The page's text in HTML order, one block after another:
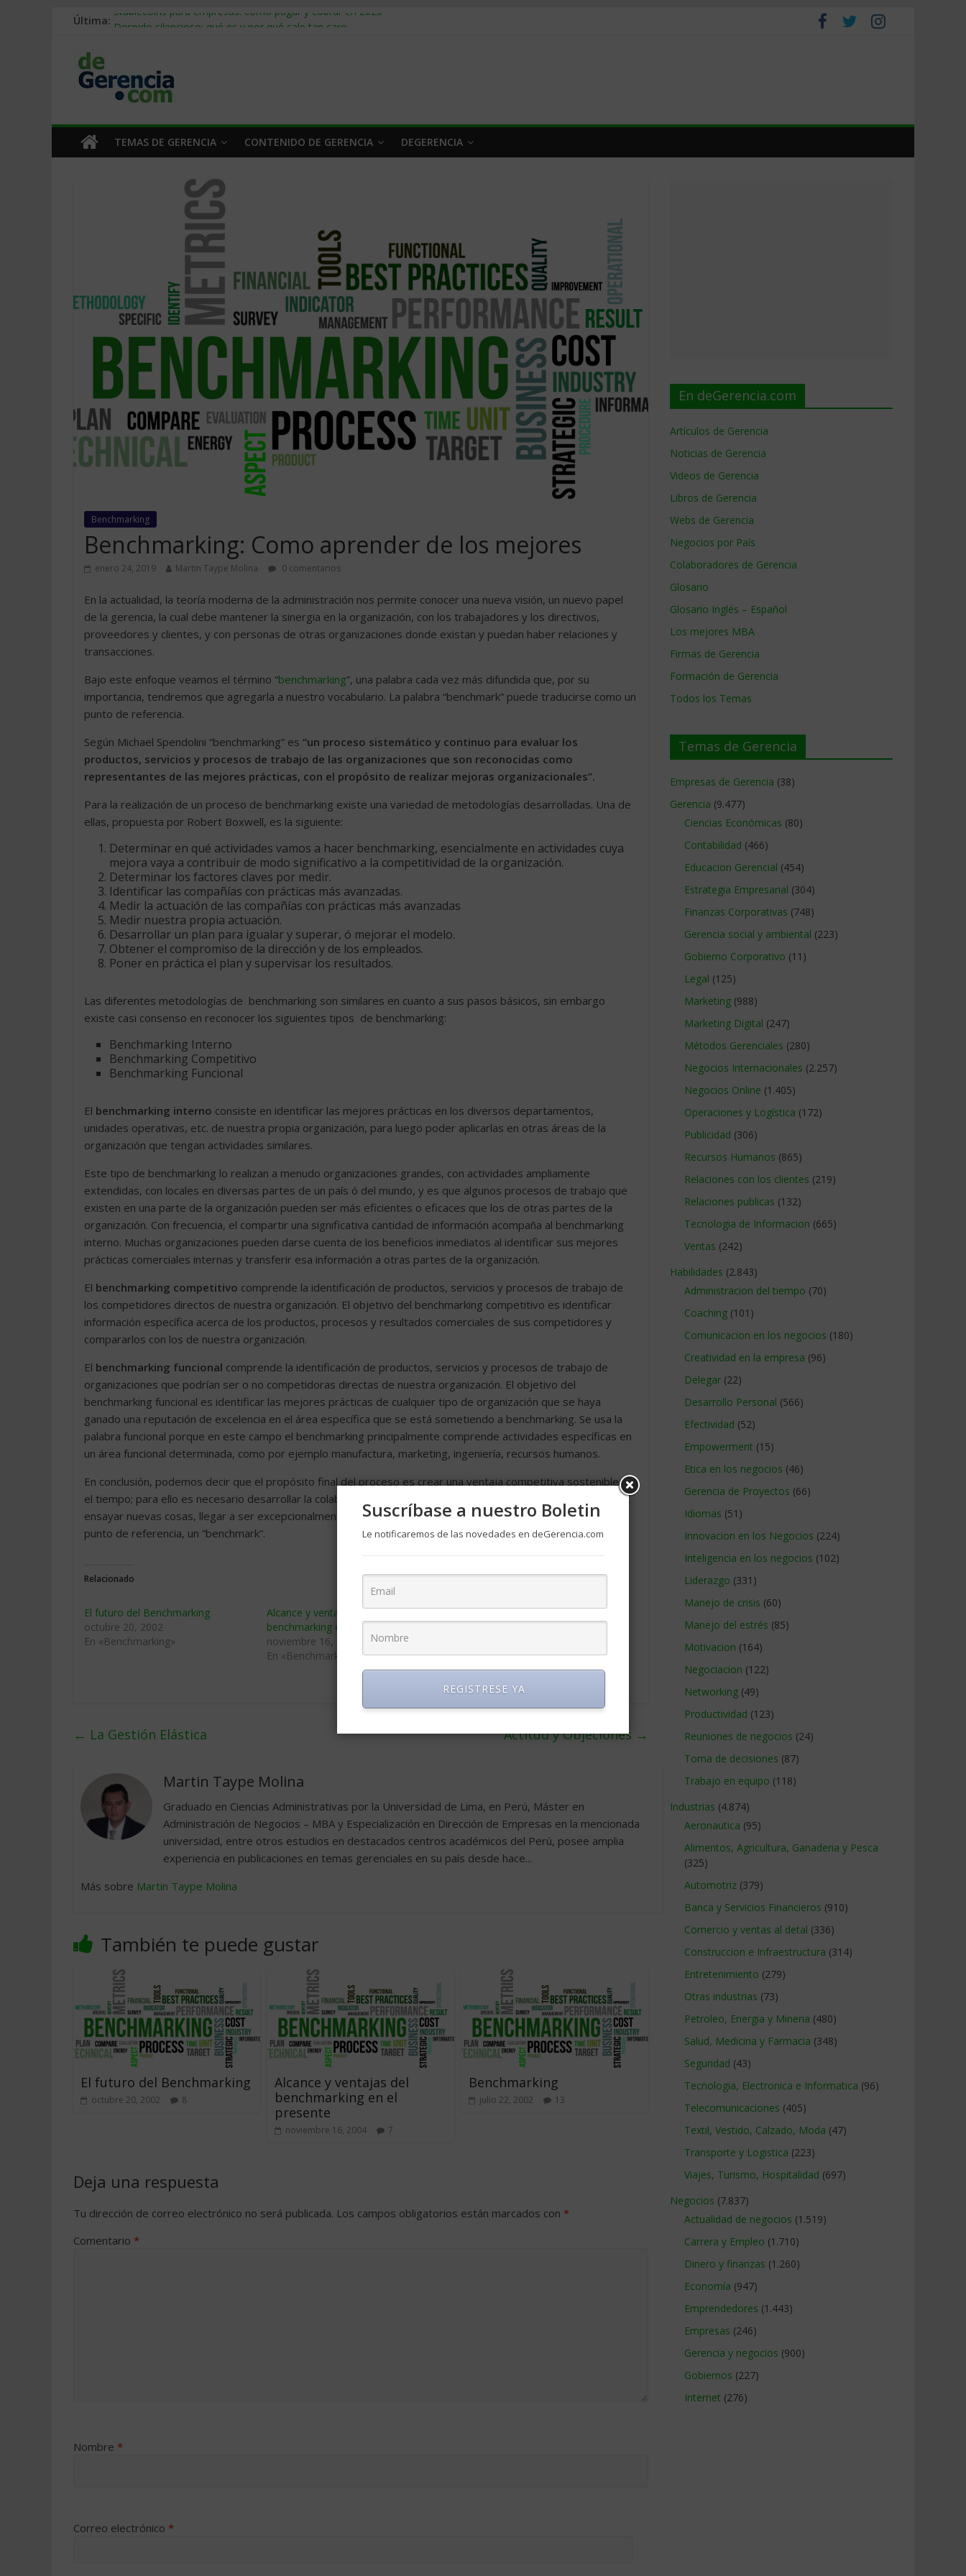
Última: Stablecoins para empresas: cómo pagar y cobrar en 2026
Trabajo forzoso en la cadena de suministro: qué hacer
Mercado hispano de EE. UU.: cómo segmentarlo y venderle
TEMAS DE GERENCIA CONTENIDO DE GERENCIA DEGERENCIA
Benchmarking
Benchmarking: Como aprender de los mejores
enero 24, 2019 Martin Taype Molina 0 comentarios
En la actualidad, la teoría moderna de la administración nos permite conocer una nueva visión, un nuevo papel
de la gerencia, la cual debe mantener la sinergia en la organización, con los trabajadores y los directivos,
proveedores y clientes, y con personas de otras organizaciones donde existan y puedan haber relaciones y
transacciones.
Bajo este enfoque veamos el término “benchmarking”, una palabra cada vez más difundida que, por su
importancia, tendremos que agregarla a nuestro vocabulario. La palabra “benchmark” puede traducirse como un
punto de referencia.
Según Michael Spendolini “benchmarking” es “un proceso sistemático y continuo para evaluar los
productos, servicios y procesos de trabajo de las organizaciones que son reconocidas como
representantes de las mejores prácticas, con el propósito de realizar mejoras organizacionales”.
Para la realización de un proceso de benchmarking existe una variedad de metodologías desarrolladas. Una de
ellas, propuesta por Robert Boxwell, es la siguiente:
Determinar en qué actividades vamos a hacer benchmarking, esencialmente en actividades cuya
mejora vaya a contribuir de modo significativo a la competitividad de la organización.
Determinar los factores claves por medir.
Identificar las compañías con prácticas más avanzadas.
Medir la actuación de las compañías con prácticas más avanzadas
Medir nuestra propia actuación.
Desarrollar un plan para igualar y superar, ó mejorar el modelo.
Obtener el compromiso de la dirección y de los empleados.
Poner en práctica el plan y supervisar los resultados.
Las diferentes metodologías de benchmarking son similares en cuanto a sus pasos básicos, sin embargo
existe casi consenso en reconocer los siguientes tipos de benchmarking:
Benchmarking Interno
Benchmarking Competitivo
Benchmarking Funcional
El benchmarking interno consiste en identificar las mejores prácticas en los diversos departamentos,
unidades operativas, etc. de nuestra propia organización, para luego poder aplicarlas en otras áreas de la
organización que tengan actividades similares.
Este tipo de benchmarking lo realizan a menudo organizaciones grandes, con actividades ampliamente
extendidas, con locales en diversas partes de un país ó del mundo, y es que algunos procesos de trabajo que
existen en una parte de la organización pueden ser más eficientes o eficaces que los de otras partes de la
organización. Con frecuencia, el compartir una significativa cantidad de información acompaña al benchmarking
interno. Muchas organizaciones pueden darse cuenta de los beneficios inmediatos al identificar sus mejores
prácticas comerciales internas y transferir esa información a otras partes de la organización.
El benchmarking competitivo comprende la identificación de productos, servicios y procesos de trabajo de
los competidores directos de nuestra organización. El objetivo del benchmarking competitivo es identificar
información específica acerca de los productos, procesos y resultados comerciales de sus competidores y
compararlos con los de nuestra organización.
El benchmarking funcional comprende la identificación de productos, servicios y procesos de trabajo de
organizaciones que podrían ser o no competidoras directas de nuestra organización. El objetivo del
benchmarking funcional es identificar las mejores prácticas de cualquier tipo de organización que se haya
ganado una reputación de excelencia en el área específica que se está sometiendo a benchmarking. Se usa la
palabra funcional porque en este campo el benchmarking principalmente comprende actividades específicas en
un área funcional determinada, como por ejemplo manufactura, marketing, ingeniería, recursos humanos.
En conclusión, podemos decir que el propósito final del proceso es crear una ventaja competitiva sostenible en
el tiempo; para ello es necesario desarrollar la colaboración, el apoyo mutuo, de manera que se pueda innovar,
ensayar nuevas cosas, llegar a ser excepcionalmente productivos y eficaces, y convertirnos en un modelo, un
punto de referencia, un “benchmark”.
Relacionado
El futuro del Benchmarking
octubre 20, 2002
En «Benchmarking»
Alcance y ventajas del
benchmarking en el presente
noviembre 16, 2004
En «Benchmarking»
Benchmarking
← La Gestión Elástica Actitud y Objeciones →
Martin Taype Molina
Graduado en Ciencias Administrativas por la Universidad de Lima, en Perú, Máster en
Administración de Negocios – MBA y Especialización en Dirección de Empresas en la mencionada
universidad, entre otros estudios en destacados centros académicos del Perú, posee amplia
experiencia en publicaciones en temas gerenciales en su país desde hace...
Más sobre Martin Taype Molina
También te puede gustar
El futuro del Benchmarking
octubre 20, 2002 8
Alcance y ventajas del
benchmarking en el
presente
noviembre 16, 2004 7
Benchmarking
julio 22, 2002 13
Deja una respuesta
Tu dirección de correo electrónico no será publicada. Los campos obligatorios están marcados con *
Comentario *
Nombre *
Correo electrónico *
En deGerencia.com
Artículos de Gerencia
Noticias de Gerencia
Videos de Gerencia
Libros de Gerencia
Webs de Gerencia
Negocios por País
Colaboradores de Gerencia
Glosario
Glosario Inglés – Español
Los mejores MBA
Firmas de Gerencia
Formación de Gerencia
Todos los Temas
Temas de Gerencia
Empresas de Gerencia (38)
Gerencia (9.477)
Ciencias Económicas (80)
Contabilidad (466)
Educacion Gerencial (454)
Estrategia Empresarial (304)
Finanzas Corporativas (748)
Gerencia social y ambiental (223)
Gobierno Corporativo (11)
Legal (125)
Marketing (988)
Marketing Digital (247)
Métodos Gerenciales (280)
Negocios Internacionales (2.257)
Negocios Online (1.405)
Operaciones y Logística (172)
Publicidad (306)
Recursos Humanos (865)
Relaciones con los clientes (219)
Relaciones publicas (132)
Tecnologia de Informacion (665)
Ventas (242)
Habilidades (2.843)
Administracion del tiempo (70)
Coaching (101)
Comunicacion en los negocios (180)
Creatividad en la empresa (96)
Delegar (22)
Desarrollo Personal (566)
Efectividad (52)
Empowerment (15)
Etica en los negocios (46)
Gerencia de Proyectos (66)
Idiomas (51)
Innovacion en los Negocios (224)
Inteligencia en los negocios (102)
Liderazgo (331)
Manejo de crisis (60)
Manejo del estrés (85)
Motivacion (164)
Negociacion (122)
Networking (49)
Productividad (123)
Reuniones de negocios (24)
Toma de decisiones (87)
Trabajo en equipo (118)
Industrias (4.874)
Aeronautica (95)
Alimentos, Agricultura, Ganaderia y Pesca
(325)
Automotriz (379)
Banca y Servicios Financieros (910)
Comercio y ventas al detal (336)
Construccion e Infraestructura (314)
Entretenimiento (279)
Otras industrias (73)
Petroleo, Energia y Mineria (480)
Salud, Medicina y Farmacia (348)
Seguridad (43)
Tecnologia, Electronica e Informatica (96)
Telecomunicaciones (405)
Textil, Vestido, Calzado, Moda (47)
Transporte y Logistica (223)
Viajes, Turismo, Hospitalidad (697)
Negocios (7.837)
Actualidad de negocios (1.519)
Carrera y Empleo (1.710)
Dinero y finanzas (1.260)
Economía (947)
Emprendedores (1.443)
Empresas (246)
Gerencia y negocios (900)
Gobiernos (227)
Internet (276)
Suscríbase a nuestro Boletin
Le notificaremos de las novedades en deGerencia.com
REGISTRESE YA